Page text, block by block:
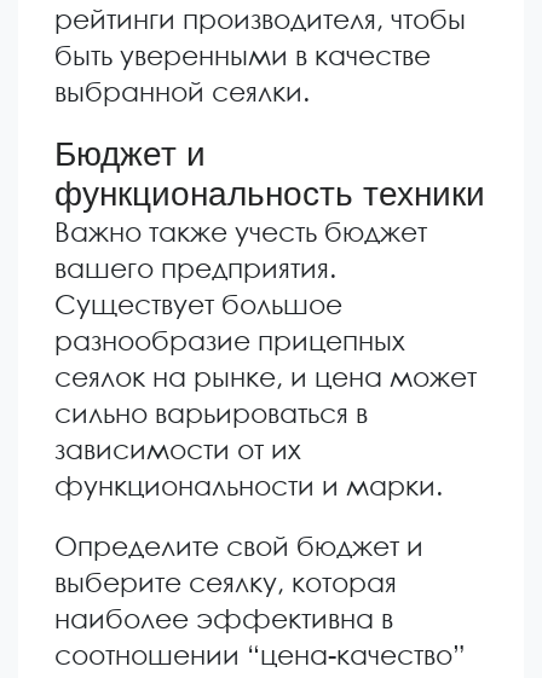
рейтинги производителя, чтобы
быть уверенными в качестве
выбранной сеялки.
Бюджет и
функциональность техники
Важно также учесть бюджет
вашего предприятия.
Существует большое
разнообразие прицепных
сеялок на рынке, и цена может
сильно варьироваться в
зависимости от их
функциональности и марки.
Определите свой бюджет и
выберите сеялку, которая
наиболее эффективна в
соотношении “цена-качество”